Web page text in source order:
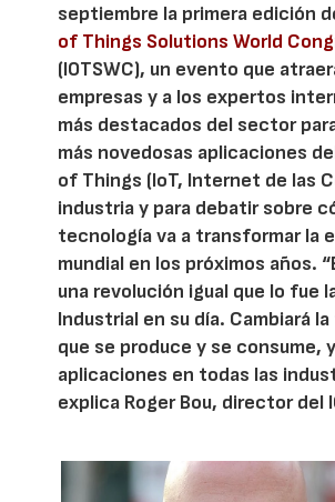
septiembre la primera edición
of Things Solutions World
(IOTSWC), un evento que
empresas y a los expertos
más destacados del sector
más novedosas aplicaciones
of Things (IoT, Internet de las
industria y para debatir sobre
tecnología va a transformar la
mundial en los próximos años.
una revolución igual que lo fue
Industrial en su día. Cambiará
que se produce y se consume,
aplicaciones en todas las
explica Roger Bou, director del